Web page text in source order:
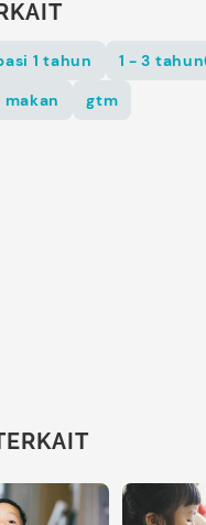
1 tahun
1 - 3 tahun
makan
gtm